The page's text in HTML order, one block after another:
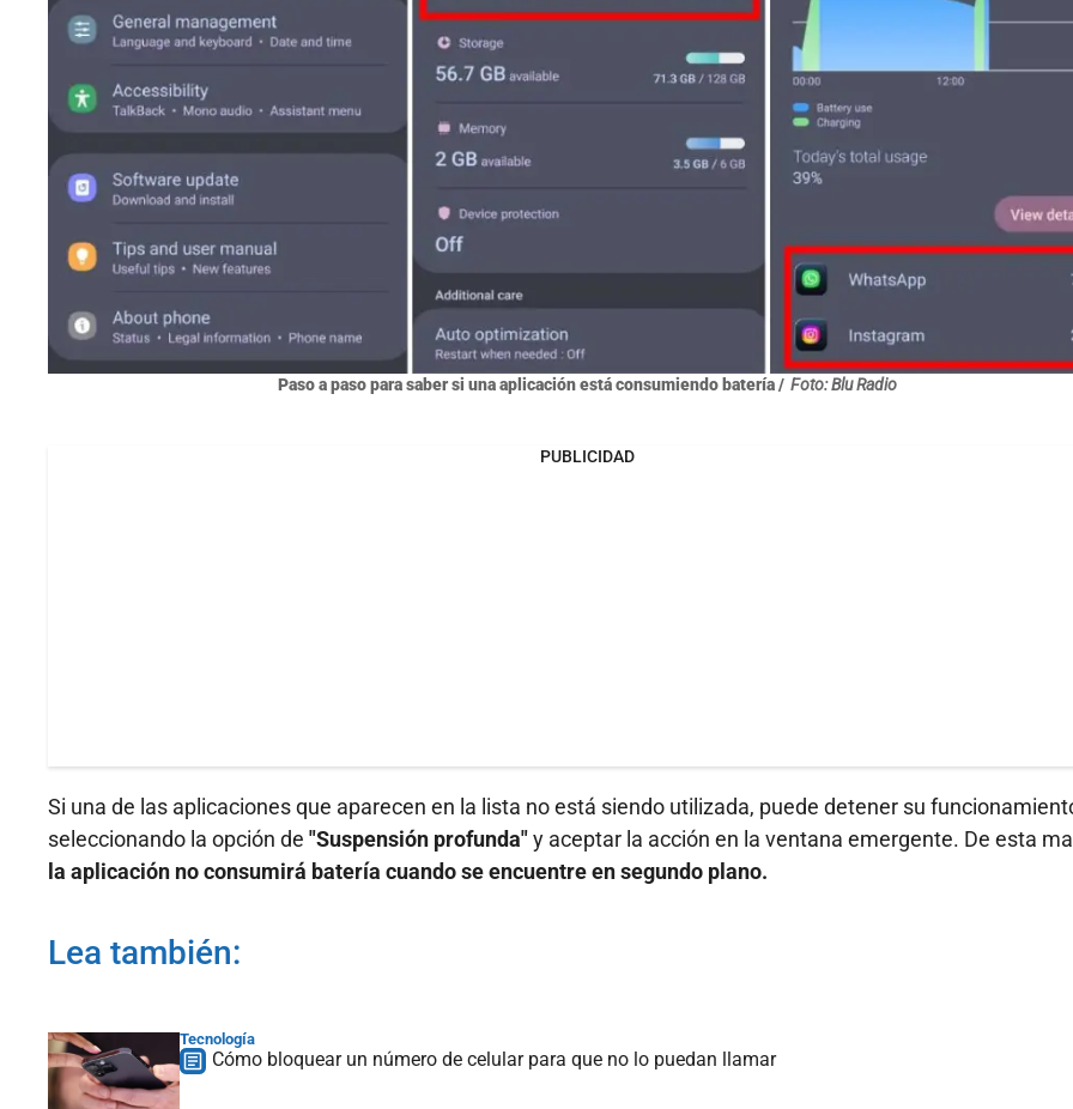
Paso a paso para saber si una aplicación está consumiendo batería / Foto: Blu Radio
PUBLICIDAD
Si una de las aplicaciones que aparecen en la lista no está siendo utilizada, puede detener su
seleccionando la opción de "Suspensión profunda"y aceptar la acción en la ventana emergente. De esta
la aplicación no consumirá batería cuando se encuentre en segundo plano.
Lea también:
Tecnología
Cómo bloquear un número de celular para que no lo puedan llamar